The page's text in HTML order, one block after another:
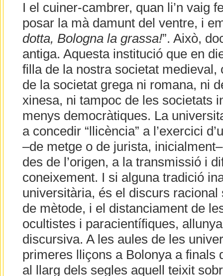
I el cuiner-cambrer, quan li’n vaig
posar la mà damunt del ventre, i
dotta, Bologna la grassa!”. Això,
antiga. Aquesta institució que en
filla de la nostra societat medieval,
de la societat grega ni romana, ni
xinesa, ni tampoc de les societats
menys democràtiques. La
a concedir “llicència” a l’exercici
–de metge o de jurista,
des de l’origen, a la transmissió i
coneixement. I si alguna tradició
universitària, és el discurs
de mètode, i el distanciament de
ocultistes i paracientífiques,
discursiva. A les aules de les
primeres lliçons a Bolonya a finals
al llarg dels segles aquell teixit